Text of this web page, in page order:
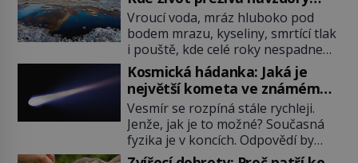
texty a inspiroval řadu pověstí.
Tato skromná, ale užitečná
rostlina provází člověka už tisíce
let. Většina lidí vnímá rákos jen jako
obyčejnou kulisu letního koupání.
Stačí se však podívat […]
všemu
Vroucí voda, mráz hluboko pod
bodem mrazu, kyseliny, smrtící tlak
i pouště, kde celé roky nespadne
jediná kapka deště. Na první
pohled místa, kde nemůže
existovat vůbec nic. Přesto právě
tady vědci objevují organismy,
které posouvají hranice života.
Každý nový nález mění naše
Kosmická hádanka: Jaká je
největší kometa ve známém
vesmíru?
Vesmír se rozpíná stále rychleji.
Jenže, jak je to možné? Současná
fyzika je v koncích. Odpovědí by
mohla být hypotetická temná